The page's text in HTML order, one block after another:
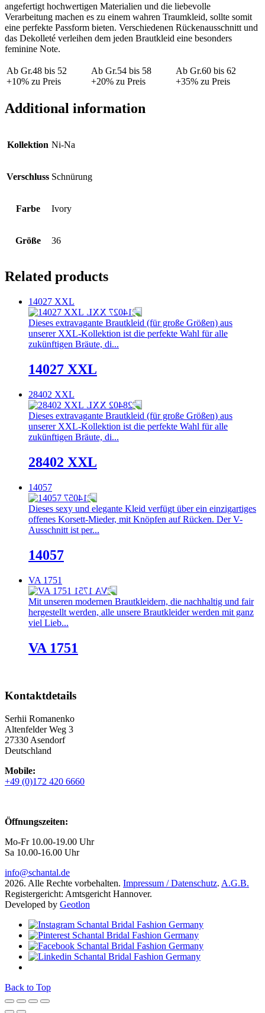
angefertigt hochwertigen Materialien und die liebevolle
Verarbeitung machen es zu einem wahren Traumkleid, sollte somit
eine perfekte Passform bieten. Verschiedenen Rückenausschnitt und
das Dekolleté verleihen dem jeden Brautkleid eine besonders
feminine Note.
Ab Gr.48 bis 52
+10% zu Preis
Ab Gr.54 bis 58
+20% zu Preis
Ab Gr.60 bis 62
+35% zu Preis
Additional information
Kollektion Ni-Na
Verschluss Schnürung
Farbe Ivory
Größe 36
Related products
14027 XXL
Dieses extravagante Brautkleid (für große Größen) aus
unserer XXL-Kollektion ist die perfekte Wahl für alle
zukünftigen Bräute, di...
14027 XXL
28402 XXL
Dieses extravagante Brautkleid (für große Größen) aus
unserer XXL-Kollektion ist die perfekte Wahl für alle
zukünftigen Bräute, di...
28402 XXL
14057
Dieses sexy und elegante Kleid verfügt über ein einzigartiges
offenes Korsett-Mieder, mit Knöpfen auf Rücken. Der V-
Ausschnitt ist per...
14057
VA 1751
Mit unseren modernen Brautkleidern, die nachhaltig und fair
hergestellt werden, alle unsere Brautkleider werden mit ganz
viel Lieb...
VA 1751
Kontaktdetails
Serhii Romanenko
Altenfelder Weg 3
27330 Asendorf
Deutschland
Mobile:
+49 (0)172 420 6660
Öffnungszeiten:
Mo-Fr 10.00-19.00 Uhr
Sa 10.00-16.00 Uhr
info@schantal.de
2026. Alle Rechte vorbehalten. Impressum / Datenschutz. A.G.B.
Registergericht: Amtsgericht Hannover.
Developed by Geotlon
Back to Top